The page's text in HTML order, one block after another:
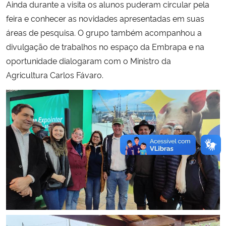
Ainda durante a visita os alunos puderam circular pela
feira e conhecer as novidades apresentadas em suas
áreas de pesquisa. O grupo também acompanhou a
divulgação de trabalhos no espaço da Embrapa e na
oportunidade dialogaram com o Ministro da
Agricultura Carlos Fávaro.